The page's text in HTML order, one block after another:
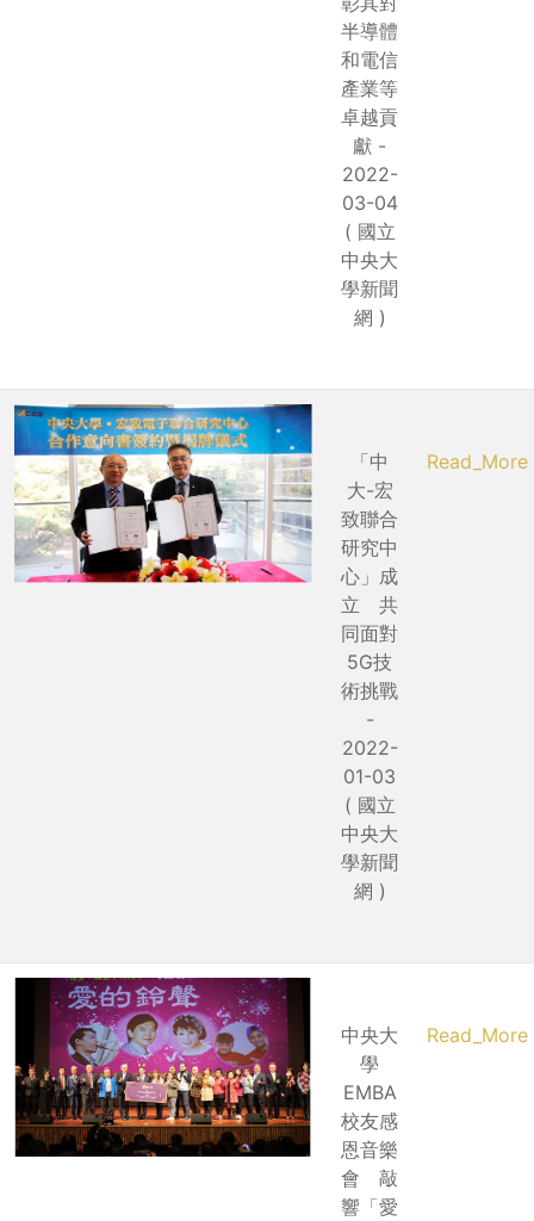
半導體
和電信
產業等
卓越貢
獻 -
2022-
03-04
( 國立
中央大
學新聞
網 )
「中
大-宏
致聯合
研究中
心」成
立 共
同面對
5G技
術挑戰
-
2022-
01-03
( 國立
中央大
學新聞
網 )
Read_More
中央大
學
EMBA
校友感
恩音樂
會 敲
響「愛
Read_More